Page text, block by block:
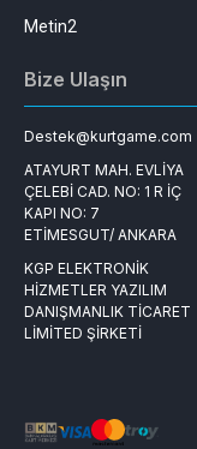
Metin2
Bize Ulaşın
Destek@kurtgame.com
ATAYURT MAH. EVLİYA
ÇELEBİ CAD. NO: 1 R İÇ
KAPI NO: 7
ETİMESGUT/ ANKARA
KGP ELEKTRONİK
HİZMETLER YAZILIM
DANIŞMANLIK TİCARET
LİMİTED ŞİRKETİ